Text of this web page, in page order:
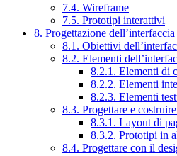
7.4. Wireframe
7.5. Prototipi interattivi
8. Progettazione dell’interfaccia
8.1. Obiettivi
8.2. Elementi
8.2.1. Elementi di
8.2.2. Elementi
8.2.3. Elementi
8.3. Progettare e
8.3.1. Layout di
8.3.2. Prototipi in
8.4. Progettare con il